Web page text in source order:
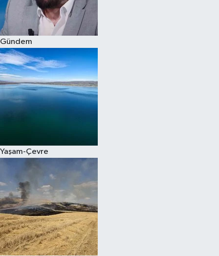
Gündem
Yaşam-Çevre
Spor
Burç Yorumları
Çocuk
Eğitim
Kim kimdir?
Kültür Sanat
Sağlık
Siyaset